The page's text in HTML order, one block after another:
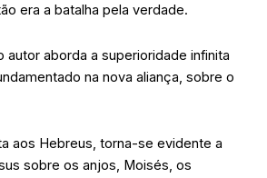
era a batalha pela verdade.
autor aborda a superioridade infinita
na nova aliança, sobre o
aos Hebreus, torna-se evidente a
sobre os anjos, Moisés, os